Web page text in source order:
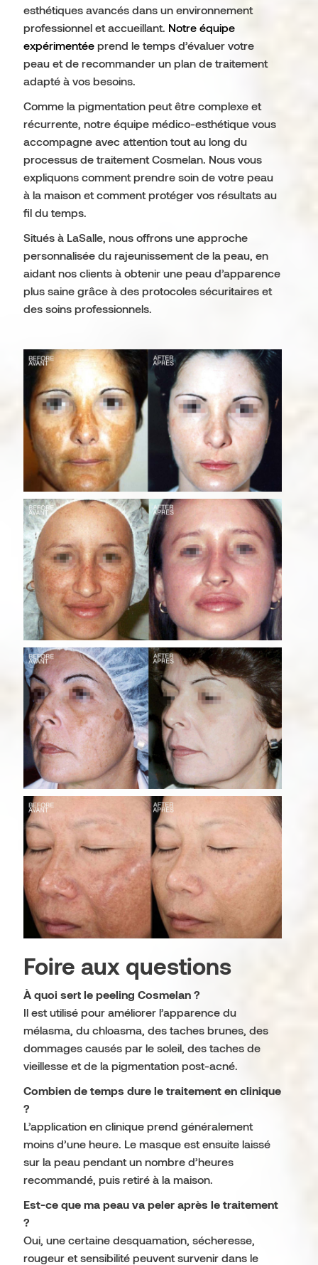
esthétiques avancés dans un environnement
professionnel et accueillant. Notre équipe
expérimentée prend le temps d’évaluer votre
peau et de recommander un plan de traitement
adapté à vos besoins.
Comme la pigmentation peut être complexe et
récurrente, notre équipe médico-esthétique vous
accompagne avec attention tout au long du
processus de traitement Cosmelan. Nous vous
expliquons comment prendre soin de votre peau
à la maison et comment protéger vos résultats au
fil du temps.
Situés à LaSalle, nous offrons une approche
personnalisée du rajeunissement de la peau, en
aidant nos clients à obtenir une peau d’apparence
plus saine grâce à des protocoles sécuritaires et
des soins professionnels.
Foire aux questions
À quoi sert le peeling Cosmelan ?
Il est utilisé pour améliorer l’apparence du
mélasma, du chloasma, des taches brunes, des
dommages causés par le soleil, des taches de
vieillesse et de la pigmentation post-acné.
Combien de temps dure le traitement en clinique
?
L’application en clinique prend généralement
moins d’une heure. Le masque est ensuite laissé
sur la peau pendant un nombre d’heures
recommandé, puis retiré à la maison.
Est-ce que ma peau va peler après le traitement
?
Oui, une certaine desquamation, sécheresse,
rougeur et sensibilité peuvent survenir dans le